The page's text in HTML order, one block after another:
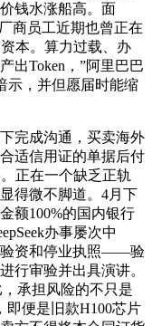
钱水涨船高。面
商员工近期也曾正在
本。算力过载、办
出Token，”阿里巴巴
示，并但愿届时能缩
完成沟通，买卖海外
适信用证的单据后付
正在一个缺乏正轨
得微不脚道。4月下
额100%的国内银行
办事屡次中
验资和停业执照——验
行审验并出具演讲。
承担风险的不只是
即便是旧款H100芯片